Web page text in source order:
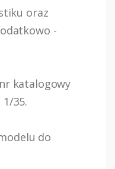
oraz
-
katalogowy
35.
do